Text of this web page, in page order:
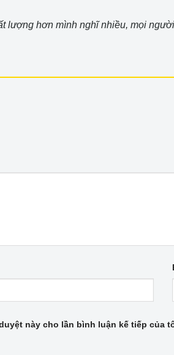
lượng hơn mình nghĩ nhiều, mọi
này cho lần bình luận kế tiếp của